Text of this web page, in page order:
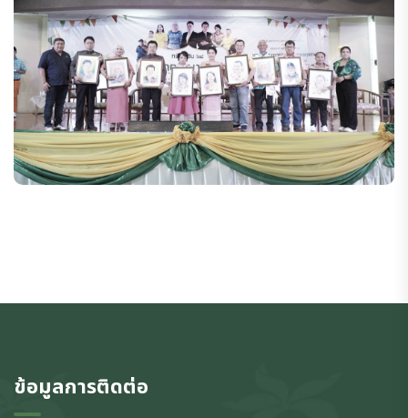
ข้อมูลการติดต่อ